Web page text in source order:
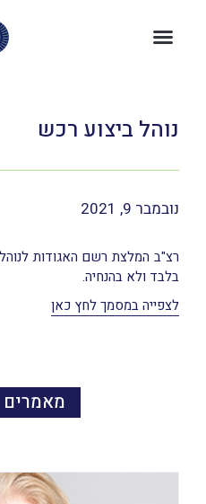
נוהל ביצוע רכש
נובמבר 9, 2021
רצ"ב המלצת רשם האגודות
בלבד ולא בהנחיה.
לצפייה במסמך לחץ כאן
מאמרים